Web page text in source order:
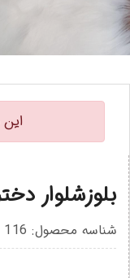
بلوزشلوار
شناسه محصول: 116